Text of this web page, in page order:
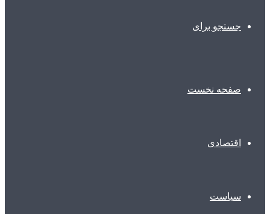
جستجو برای
صفحه نخست
اقتصادی
سیاست